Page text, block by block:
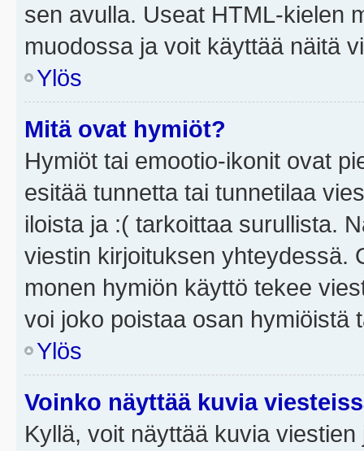
sen avulla. Useat HTML-kielen
muodossa ja voit käyttää näitä
Ylös
Mitä ovat hymiöt?
Hymiöt tai emootio-ikonit ovat
esitää tunnetta tai tunnetilaa
iloista ja :( tarkoittaa surullista.
viestin kirjoituksen yhteydessä.
monen hymiön käyttö tekee
voi joko poistaa osan hymiöistä
Ylös
Voinko näyttää kuvia
Kyllä, voit näyttää kuvia